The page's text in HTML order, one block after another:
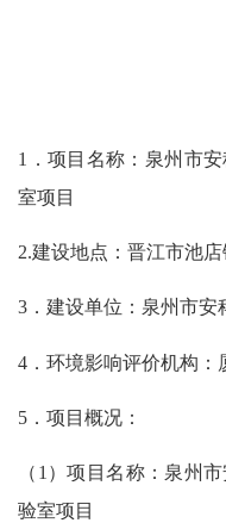
1．项目名称：泉州市
室项目
2.建设地点：晋江市池
3．建设单位：泉州市安
4．环境影响评价机构：
5．项目概况：
（ 1）项目名称：泉州
验室项目